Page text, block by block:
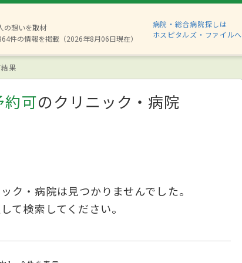
の想いを取材
件の情報を掲載（2026年8月06日現在）
病院・総合病院探しは
ホスピタルズ・ファイルへ
果
約可のクリニック・病院
ク・病院は見つかりませんでした。
て検索してください。